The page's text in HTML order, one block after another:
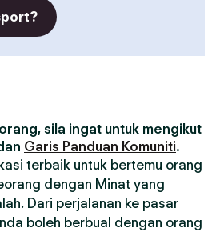
sila ingat untuk mengikut
Garis Panduan Komuniti.
terbaik untuk bertemu orang
dengan Minat yang
Dari perjalanan ke pasar
boleh berbual dengan orang